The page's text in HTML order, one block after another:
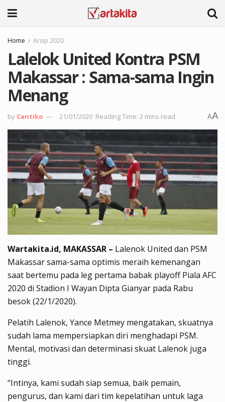
Home Arsip 2020
Lalelok United Kontra PSM
Makassar : Sama-sama Ingin
Menang
by Cantiko 21/01/2020 Reading Time: 2 mins read AA
Wartakita.id, MAKASSAR – Lalenok United dan PSM
Makassar sama-sama optimis meraih kemenangan
saat bertemu pada leg pertama babak playoff Piala AFC
2020 di Stadion I Wayan Dipta Gianyar pada Rabu
besok (22/1/2020).
Pelatih Lalenok, Yance Metmey mengatakan, skuatnya
sudah lama mempersiapkan diri menghadapi PSM.
Mental, motivasi dan determinasi skuat Lalenok juga
tinggi.
“Intinya, kami sudah siap semua, baik pemain,
pengurus, dan kami dari tim kepelatihan untuk laga